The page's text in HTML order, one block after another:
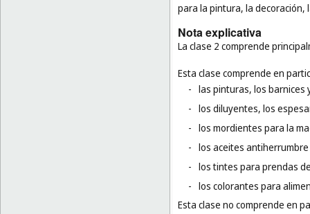
para la pintura, la
Nota explicativa
La clase 2 comprende
Esta clase comprende en
- las pinturas, los barnices
- los diluyentes, los
- los mordientes para la
- los aceites
- los tintes para prendas
- los colorantes para
Esta clase no comprende en